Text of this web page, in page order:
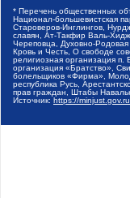
* Перечень общественных
Национал-большевистская
Староверов-Инглингов,
славян, Ат-Такфир Валь-
Череповца, Духовно-
Кровь и Честь, О свободе
религиозная организация п.
организация «Братство»,
болельщиков «Фирма»,
республика Русь,
прав граждан, Штабы
Источник: https://